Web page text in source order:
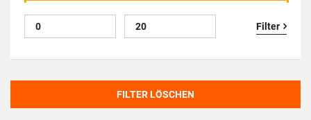
Filter
FILTER LÖSCHEN